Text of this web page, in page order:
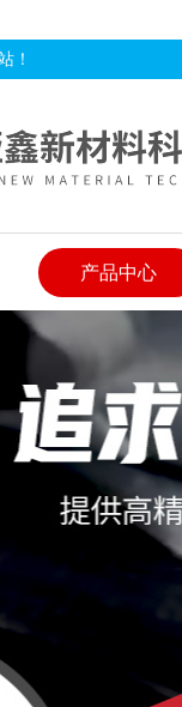
！
产品中心